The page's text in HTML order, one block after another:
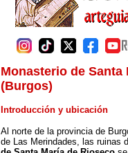
Monasterio de Santa
(Burgos)
Introducción y ubicación
Al norte de la provincia de
de Las Merindades, las ruinas